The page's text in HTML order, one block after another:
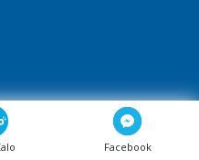
địa của mỗi người Facebook